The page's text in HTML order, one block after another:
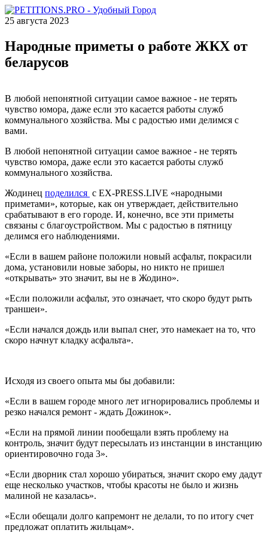
25 августа 2023
Народные приметы о работе ЖКХ от
беларусов
В любой непонятной ситуации самое важное - не терять
чувство юмора, даже если это касается работы служб
коммунального хозяйства. Мы с радостью ими делимся с
вами.
В любой непонятной ситуации самое важное - не терять
чувство юмора, даже если это касается работы служб
коммунального хозяйства.
Жодинец поделился с EX-PRESS.LIVE «народными
приметами», которые, как он утверждает, действительно
срабатывают в его городе. И, конечно, все эти приметы
связаны с благоустройством. Мы с радостью в пятницу
делимся его наблюдениями.
«Если в вашем районе положили новый асфальт, покрасили
дома, установили новые заборы, но никто не пришел
«открывать» это значит, вы не в Жодино».
«Если положили асфальт, это означает, что скоро будут рыть
траншеи».
«Если начался дождь или выпал снег, это намекает на то, что
скоро начнут кладку асфальта».
Исходя из своего опыта мы бы добавили:
«Если в вашем городе много лет игнорировались проблемы и
резко начался ремонт - ждать Дожинок».
«Если на прямой линии пообещали взять проблему на
контроль, значит будут пересылать из инстанции в инстанцию
ориентировочно года 3».
«Если дворник стал хорошо убираться, значит скоро ему дадут
еще несколько участков, чтобы красоты не было и жизнь
малиной не казалась».
«Если обещали долго капремонт не делали, то по итогу счет
предложат оплатить жильцам».